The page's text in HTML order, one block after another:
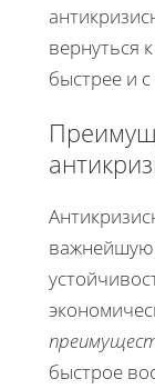
вернуться
быстрее и
важнейшую
быстрое